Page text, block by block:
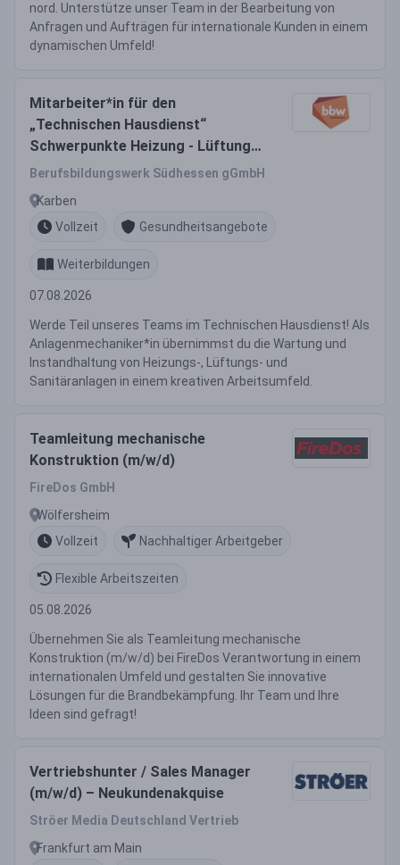
nord. Unterstütze unser Team in der Bearbeitung von
Anfragen und Aufträgen für internationale Kunden in einem
dynamischen Umfeld!
Mitarbeiter*in für den
„Technischen Hausdienst“
Schwerpunkte Heizung - Lüftung -
Sanitär
Berufsbildungswerk Südhessen gGmbH
Karben
Vollzeit
Gesundheitsangebote
Weiterbildungen
07.08.2026
Werde Teil unseres Teams im Technischen Hausdienst! Als
Anlagenmechaniker*in übernimmst du die Wartung und
Instandhaltung von Heizungs-, Lüftungs- und
Sanitäranlagen in einem kreativen Arbeitsumfeld.
Teamleitung mechanische
Konstruktion (m/w/d)
FireDos GmbH
Wölfersheim
Vollzeit
Nachhaltiger Arbeitgeber
Flexible Arbeitszeiten
05.08.2026
Übernehmen Sie als Teamleitung mechanische
Konstruktion (m/w/d) bei FireDos Verantwortung in einem
internationalen Umfeld und gestalten Sie innovative
Lösungen für die Brandbekämpfung. Ihr Team und Ihre
Ideen sind gefragt!
Vertriebshunter / Sales Manager
(m/w/d) – Neukundenakquise
Ströer Media Deutschland Vertrieb
Frankfurt am Main